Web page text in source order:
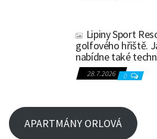
Lipiny Sport
golfového hřiště.
nabídne také
28.7.2026 0
APARTMÁNY ORLOVÁ